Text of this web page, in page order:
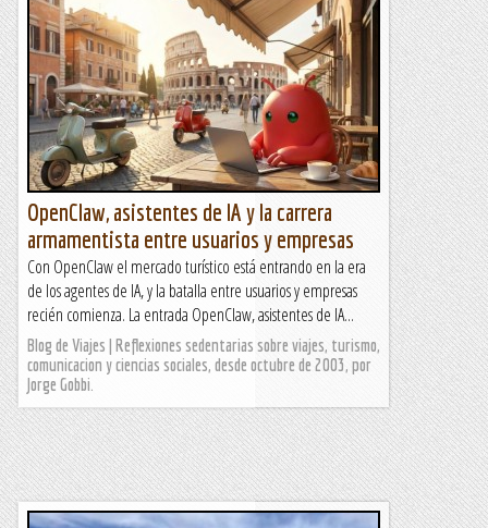
OpenClaw, asistentes de IA y la carrera
armamentista entre usuarios y empresas
Con OpenClaw el mercado turístico está entrando en la era
de los agentes de IA, y la batalla entre usuarios y empresas
recién comienza. La entrada OpenClaw, asistentes de IA...
Blog de Viajes | Reflexiones sedentarias sobre viajes, turismo,
comunicacion y ciencias sociales, desde octubre de 2003, por
Jorge Gobbi.